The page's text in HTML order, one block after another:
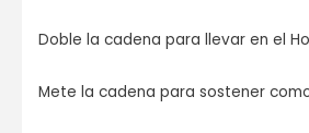
Doble la cadena para llevar en el
Mete la cadena para sostener